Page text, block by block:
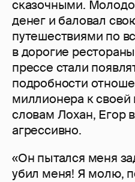
сказочными.
денег и баловал
путешествиями по
в дорогие
прессе стали
подробности
миллионера к
словам Лохан, Егор
агрессивно.
«Он пытался меня
убил меня! Я молю,